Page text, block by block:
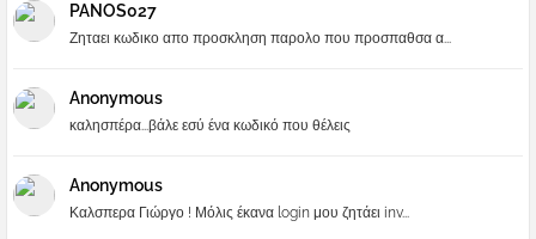
PANOS027
Ζηταει κωδικο απο προσκληση παρολο που προσπαθσα α...
Anonymous
καλησπέρα...βάλε εσύ ένα κωδικό που θέλεις
Anonymous
Καλσπερα Γιώργο ! Μόλις έκανα login μου ζητάει inv...